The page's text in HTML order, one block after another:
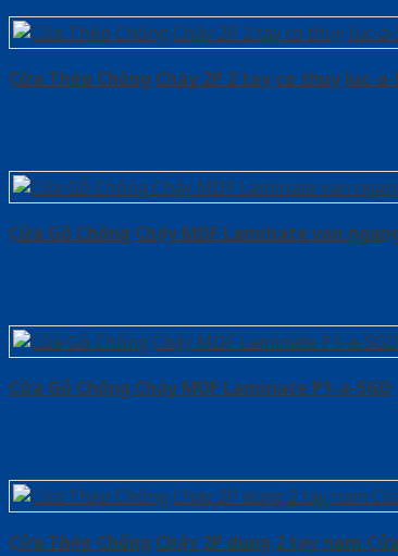
Cửa Thép Chống Cháy 2P 2 tay co thuy luc-a-
Cửa Gỗ Chống Cháy MDF Laminate van
Cửa Gỗ Chống Cháy MDF Laminate P1-a-SGD
Cửa Thép Chống Cháy 2P dung 2 tay nam